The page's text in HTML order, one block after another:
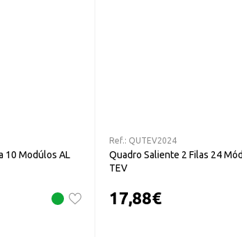
10 Modúlos AL
Ref.: QUTEV2024
Quadro Saliente 2 Filas 24
TEV
17,88€